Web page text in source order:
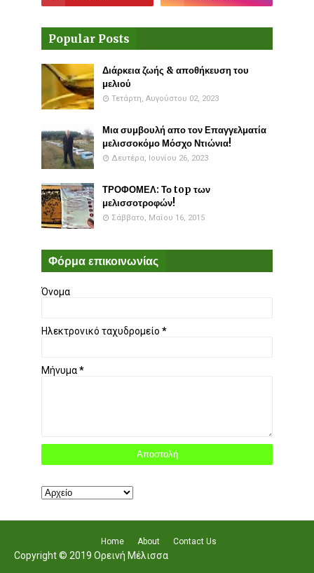
Popular Posts
Διάρκεια ζωής & αποθήκευση του
μελιού
Τετάρτη, Αυγούστου 02, 2023
Μια συμβουλή απο τον Επαγγελματία
μελισσοκόμο Μόσχο Ντιώνια!
Δευτέρα, Ιουνίου 26, 2023
ΤΡΟΦΟΜΕΛ: Το top των
μελισσοτροφών!
Σάββατο, Μαΐου 16, 2015
Φόρμα επικοινωνίας
Όνομα
Ηλεκτρονικό ταχυδρομείο *
Μήνυμα*
Home About Contact Us
Copyright © 2019 Ορεινή Μέλισσα